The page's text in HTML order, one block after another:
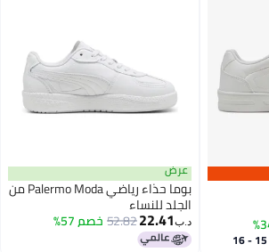
15 - 16
عرض
بوما حذاء رياضي Palermo Moda من
الجلد للنساء
د.ب‏22.41
52.82خصم 57%